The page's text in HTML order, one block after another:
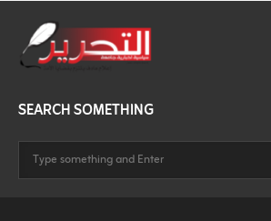
SEARCH SOMETHING